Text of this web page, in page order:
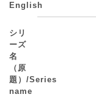
English
シリ
ーズ
名
（原
題）/Series
name